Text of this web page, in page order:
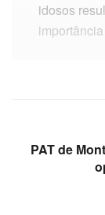
idosos
PAT de